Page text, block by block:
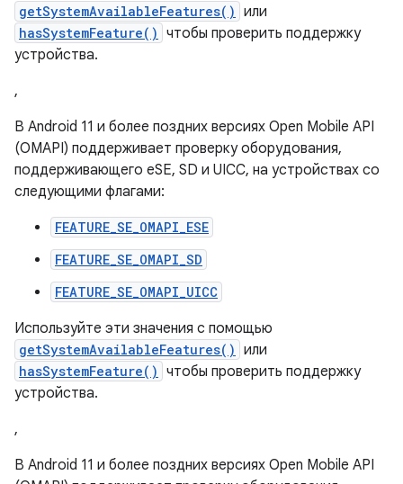
getSystemAvailableFeatures() или
hasSystemFeature() чтобы проверить поддержку
устройства.
,
В Android 11 и более поздних версиях Open Mobile API
(OMAPI) поддерживает проверку оборудования,
поддерживающего eSE, SD и UICC, на устройствах со
следующими флагами:
FEATURE_SE_OMAPI_ESE
FEATURE_SE_OMAPI_SD
FEATURE_SE_OMAPI_UICC
Используйте эти значения с помощью
getSystemAvailableFeatures() или
hasSystemFeature() чтобы проверить поддержку
устройства.
,
В Android 11 и более поздних версиях Open Mobile API